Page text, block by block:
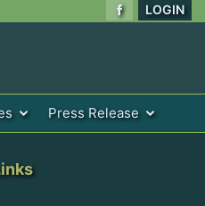
LOGIN
Press Release